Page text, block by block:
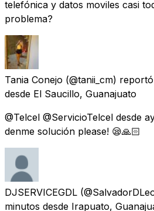
telefónica y datos moviles casi
problema?
Tania Conejo (@tanii_cm) reportó
desde El Saucillo, Guanajuato
@Telcel @ServicioTelcel desde
denme solución please! 😪🙏🏻
DJSERVICEGDL
minutos desde Irapuato,